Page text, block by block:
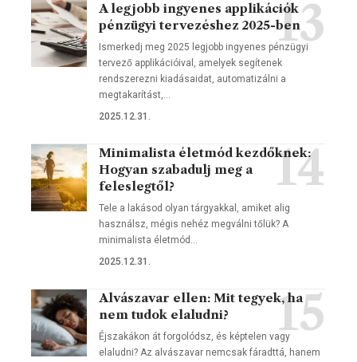
A legjobb ingyenes applikációk
pénzügyi tervezéshez 2025-ben
Ismerkedj meg 2025 legjobb ingyenes pénzügyi
tervező applikációival, amelyek segítenek
rendszerezni kiadásaidat, automatizálni a
megtakarítást,…
2025.12.31.
Minimalista életmód kezdőknek:
Hogyan szabadulj meg a
feleslegtől?
Tele a lakásod olyan tárgyakkal, amiket alig
használsz, mégis nehéz megválni tőlük? A
minimalista életmód…
2025.12.31.
Alvászavar ellen: Mit tegyek, ha
nem tudok elaludni?
Éjszakákon át forgolódsz, és képtelen vagy
elaludni? Az alvászavar nemcsak fáradttá, hanem